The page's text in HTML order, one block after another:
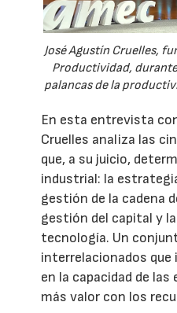
José Agustín Cruelles,
Productividad,
palancas de la
En esta entrevista
Cruelles analiza las
que, a su juicio,
industrial: la
gestión de la cadena
gestión del capital y
tecnología. Un
interrelacionados
en la capacidad de
más valor con los